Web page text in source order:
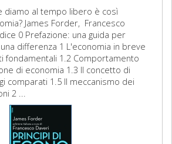
diamo al tempo libero è così
James Forder, Francesco
0 Prefazione: una guida per
differenza 1 L'economia in breve
fondamentali 1.2 Comportamento
di economia 1.3 Il concetto di
comparati 1.5 Il meccanismo dei
2 ...